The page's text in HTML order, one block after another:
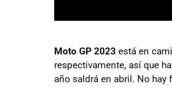
Moto GP 2023 está en
respectivamente, así que
año saldrá en abril. No